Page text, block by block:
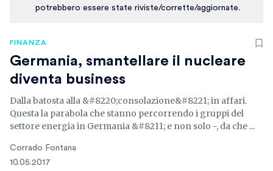
potrebbero essere state riviste/corrette/aggiornate.
FINANZA
Germania, smantellare il nucleare
diventa business
Dalla batosta alla &#8220;consolazione&#8221; in affari.
Questa la parabola che stanno percorrendo i gruppi del
settore energia in Germania &#8211; e non solo -, da che ...
Corrado Fontana
10.05.2017